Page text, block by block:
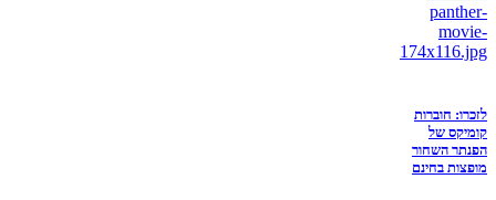
לזכרו: חוברות
קומיקס של
הפנתר השחור
מופצות בחינם